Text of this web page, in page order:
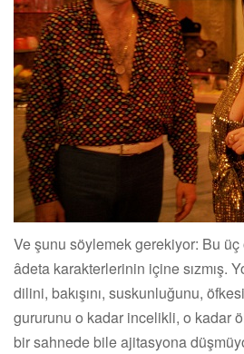
Ve şunu söylemek gerekiyor: Bu
âdeta karakterlerinin içine sızmış.
dilini, bakışını, suskunluğunu,
gururunu o kadar incelikli, o kadar
bir sahnede bile ajitasyona